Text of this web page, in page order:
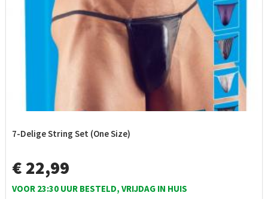
7-Delige String Set (One Size)
€ 22,99
VOOR 23:30 UUR BESTELD, VRIJDAG IN HUIS